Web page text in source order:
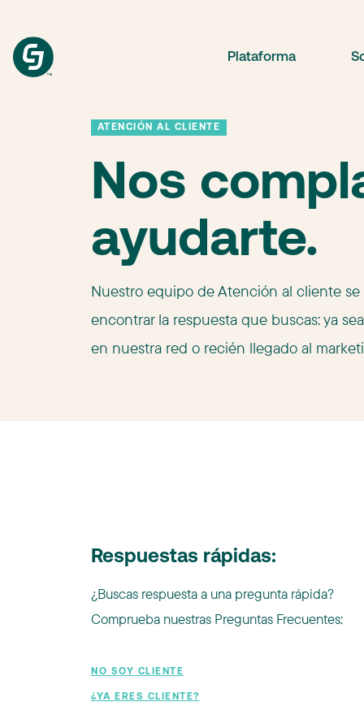
Plataforma
ATENCIÓN AL CLIENTE
Nos
ayudarte.
Nuestro equipo de Atención al cliente
encontrar la respuesta que buscas: ya
en nuestra red o recién llegado al
Respuestas rápidas:
¿Buscas respuesta a una pregunta rápida?
Comprueba nuestras Preguntas Frecuentes:
NO SOY CLIENTE
¿YA ERES CLIENTE?